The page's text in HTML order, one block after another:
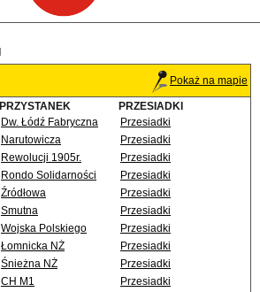
Pokaż na mapie
PRZYSTANEK
PRZESIADKI
Dw. Łódź Fabryczna
Przesiadki
Narutowicza
Przesiadki
Rewolucji 1905r.
Przesiadki
Rondo Solidarności
Przesiadki
Źródłowa
Przesiadki
Smutna
Przesiadki
Wojska Polskiego
Przesiadki
Łomnicka NŻ
Przesiadki
Śnieżna NŻ
Przesiadki
CH M1
Przesiadki